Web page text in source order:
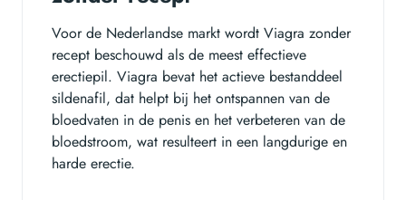
Voor de Nederlandse markt wordt Viagra zonder
recept beschouwd als de meest effectieve
erectiepil. Viagra bevat het actieve bestanddeel
sildenafil, dat helpt bij het ontspannen van de
bloedvaten in de penis en het verbeteren van de
bloedstroom, wat resulteert in een langdurige en
harde erectie.